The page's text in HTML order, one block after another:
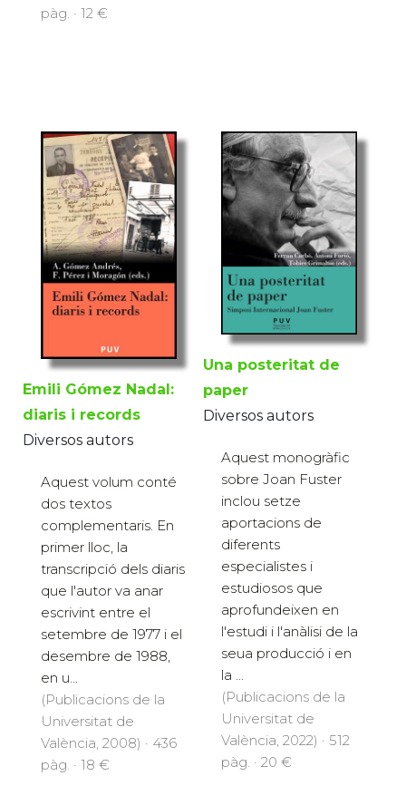
pàg. · 12 €
Emili Gómez Nadal:
diaris i records
Diversos autors
Aquest volum conté
dos textos
complementaris. En
primer lloc, la
transcripció dels diaris
que l'autor va anar
escrivint entre el
setembre de 1977 i el
desembre de 1988,
en u...
(Publicacions de la
Universitat de
València, 2008) · 436
pàg. · 18 €
Una posteritat de
paper
Diversos autors
Aquest monogràfic
sobre Joan Fuster
inclou setze
aportacions de
diferents
especialistes i
estudiosos que
aprofundeixen en
l'estudi i l'anàlisi de la
seua producció i en
la ...
(Publicacions de la
Universitat de
València, 2022) · 512
pàg. · 20 €